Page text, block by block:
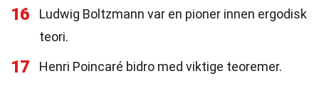
16
Ludwig Boltzmann var en pioner innen ergodisk
teori.
17 Henri Poincaré bidro med viktige teoremer.